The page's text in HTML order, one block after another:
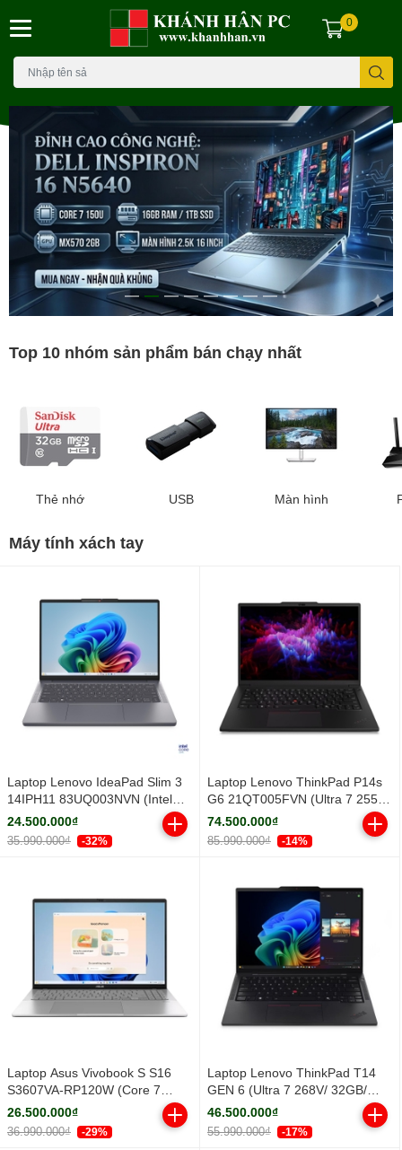
0
Top 10 nhóm sản phẩm bán chạy nhất
Thẻ nhớ USB Màn hình
Máy tính xách tay
Laptop Lenovo IdeaPad Slim 3
14IPH11 83UQ003NVN (Intel
Core Ultra 5 322 | Integrated
Intel® Graphics | 14 inch
WUXGA IPS | 16GB | 512GB |
24.500.000₫
35.990.000₫ -32%
Laptop Lenovo ThinkPad P14s
G6 21QT005FVN (Ultra 7 255H/
32GB/ 1TB SSD/ RTX PRO 500
6GB/ 14.5inch WUXGA/ Win 11
Pro/ Black/ Vỏ nhôm/ 3Y)
74.500.000₫
85.990.000₫ -14%
Laptop Asus Vivobook S S16
S3607VA-RP120W (Core 7
240H/ 16GB/ 512GB SSD/ 16
inch WUXGA/ Win11/ Silver/ Vỏ
nhôm)
26.500.000₫
36.990.000₫ -29%
Laptop Lenovo ThinkPad T14
GEN 6 (Ultra 7 268V/ 32GB/
512GB SSD/ 14 inch WUXGA/
NoOS/ Black/ Vỏ nhôm/ 3Y)
46.500.000₫
55.990.000₫ -17%